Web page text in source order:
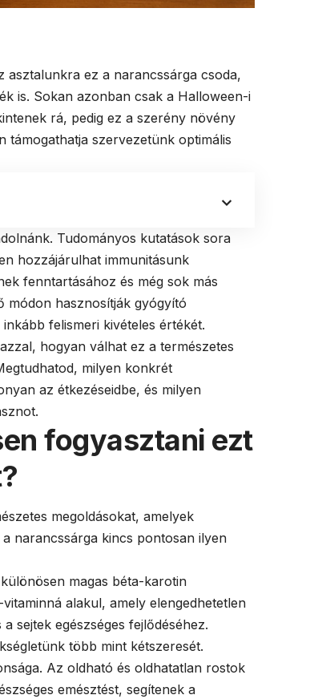
ez a narancssárga csoda,
is. Sokan azonban csak a Halloween-i
rá, pedig ez a szerény növény
támogathatja szervezetünk optimális
Tudományos kutatások sora
hozzájárulhat immunitásunk
fenntartásához és még sok más
módon hasznosítják gyógyító
felismeri kivételes értékét.
hogyan válhat ez a természetes
milyen konkrét
az étkezéseidbe, és milyen
fogyasztani ezt
megoldásokat, amelyek
narancssárga kincs pontosan ilyen
magas béta-karotin
alakul, amely elengedhetetlen
sejtek egészséges fejlődéséhez.
több mint kétszeresét.
Az oldható és oldhatatlan rostok
emésztést, segítenek a